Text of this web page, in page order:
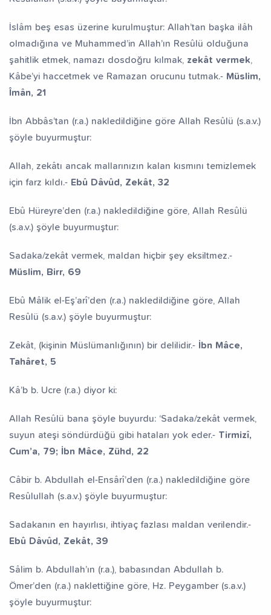
İslâm beş esas üzerine kurulmuştur: Allah’tan başka ilâh
olmadığına ve Muhammed’in Allah’ın Resûlü olduğuna
şahitlik etmek, namazı dosdoğru kılmak, zekât vermek,
Kâbe’yi haccetmek ve Ramazan orucunu tutmak.- Müslim,
Îmân, 21
İbn Abbâs’tan (r.a.) nakledildiğine göre Allah Resûlü (s.a.v.)
şöyle buyurmuştur:
Allah, zekâtı ancak mallarınızın kalan kısmını temizlemek
için farz kıldı.- Ebû Dâvûd, Zekât, 32
Ebû Hüreyre’den (r.a.) nakledildiğine göre, Allah Resûlü
(s.a.v.) şöyle buyurmuştur:
Sadaka/zekât vermek, maldan hiçbir şey eksiltmez.-
Müslim, Birr, 69
Ebû Mâlik el-Eş’arî’den (r.a.) nakledildiğine göre, Allah
Resûlü (s.a.v.) şöyle buyurmuştur:
Zekât, (kişinin Müslümanlığının) bir delilidir.- İbn Mâce,
Tahâret, 5
Kâ’b b. Ucre (r.a.) diyor ki:
Allah Resûlü bana şöyle buyurdu: ‘Sadaka/zekât vermek,
suyun ateşi söndürdüğü gibi hataları yok eder.- Tirmizî,
Cum’a, 79; İbn Mâce, Zühd, 22
Câbir b. Abdullah el-Ensârî’den (r.a.) nakledildiğine göre
Resûlullah (s.a.v.) şöyle buyurmuştur:
Sadakanın en hayırlısı, ihtiyaç fazlası maldan verilendir.-
Ebû Dâvûd, Zekât, 39
Sâlim b. Abdullah’ın (r.a.), babasından Abdullah b.
Ömer’den (r.a.) naklettiğine göre, Hz. Peygamber (s.a.v.)
şöyle buyurmuştur: